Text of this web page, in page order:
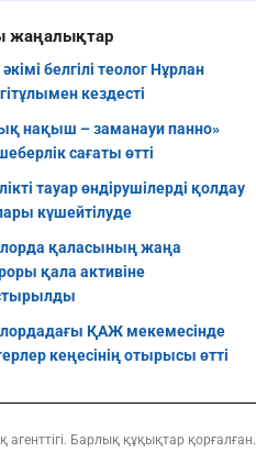
жаңалықтар
белгілі теолог Нұрлан
кездесті
нақыш – заманауи панно»
сағаты өтті
тауар өндірушілерді қолдау
күшейтілуде
қаласының жаңа
қала активіне
ҚАЖ мекемесінде
кеңесінің отырысы өтті
Барлық құқықтар қорғалған.